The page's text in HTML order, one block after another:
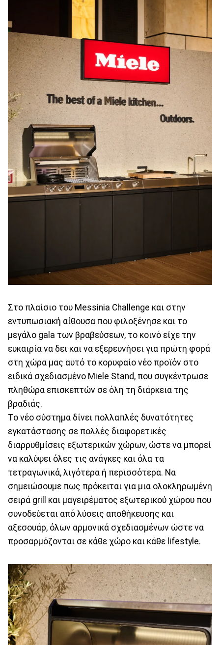
Στο πλαίσιο του Messinia Challenge και στην
εντυπωσιακή αίθουσα που φιλοξένησε και το
μεγάλο gala των βραβεύσεων, το κοινό είχε την
ευκαιρία να δει και να εξερευνήσει για πρώτη φορά
στη χώρα μας αυτό το κορυφαίο νέο προϊόν στο
ειδικά σχεδιασμένο Miele Stand, που συγκέντρωσε
πληθώρα επισκεπτών σε όλη τη διάρκεια της
βραδιάς.
Το νέο σύστημα δίνει πολλαπλές δυνατότητες
εγκατάστασης σε πολλές διαφορετικές
διαρρυθμίσεις εξωτερικών χώρων, ώστε να μπορεί
να καλύψει όλες τις ανάγκες και όλα τα
τετραγωνικά, λιγότερα ή περισσότερα. Να
σημειώσουμε πως πρόκειται για μια ολοκληρωμένη
σειρά grill και μαγειρέματος εξωτερικού χώρου που
συνοδεύεται από λύσεις αποθήκευσης και
αξεσουάρ, όλων αρμονικά σχεδιασμένων ώστε να
προσαρμόζονται σε κάθε χώρο και κάθε lifestyle.